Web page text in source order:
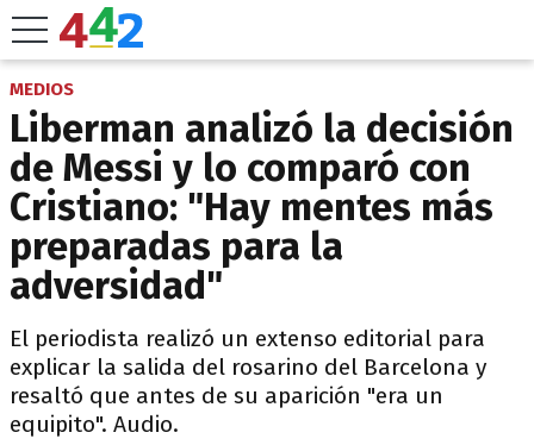
MEDIOS
Liberman analizó la decisión
de Messi y lo comparó con
Cristiano: "Hay mentes más
preparadas para la
adversidad"
El periodista realizó un extenso editorial para
explicar la salida del rosarino del Barcelona y
resaltó que antes de su aparición "era un
equipito". Audio.